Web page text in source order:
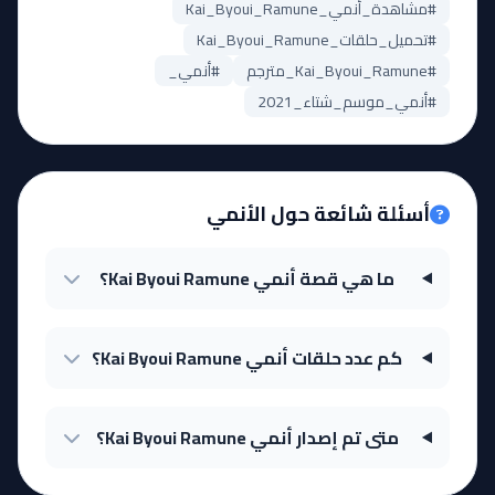
#مشاهدة_أنمي_Kai_Byoui_Ramune
#تحميل_حلقات_Kai_Byoui_Ramune
#Kai_Byoui_Ramune_مترجم
#أنمي_
#أنمي_موسم_شتاء_2021
أسئلة شائعة حول الأنمي
ما هي قصة أنمي Kai Byoui Ramune؟
كم عدد حلقات أنمي Kai Byoui Ramune؟
متى تم إصدار أنمي Kai Byoui Ramune؟